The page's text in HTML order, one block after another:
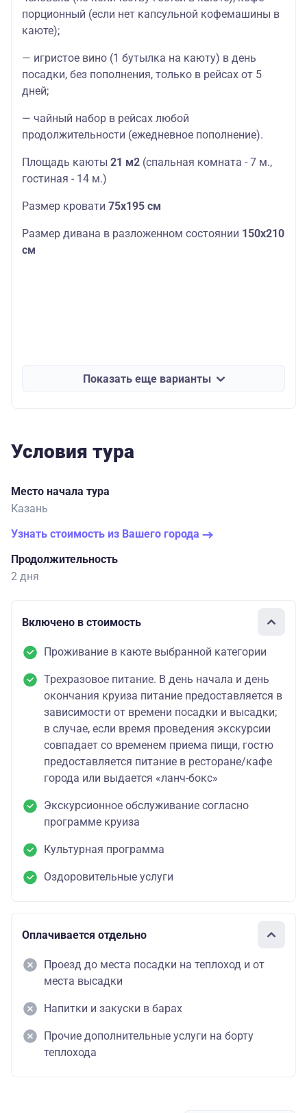
порционный (если нет капсульной кофемашины в
каюте);
— игристое вино (1 бутылка на каюту) в день
посадки, без пополнения, только в рейсах от 5
дней;
— чайный набор в рейсах любой
продолжительности (ежедневное пополнение).
Площадь каюты 21 м2 (спальная комната - 7 м.,
гостиная - 14 м.)
Размер кровати 75х195 см
Размер дивана в разложенном состоянии 150х210
см
Показать еще варианты
Условия тура
Место начала тура
Казань
Узнать стоимость из Вашего города
Продолжительность
2 дня
Включено в стоимость
Проживание в каюте выбранной категории
Трехразовое питание. В день начала и день
окончания круиза питание предоставляется в
зависимости от времени посадки и высадки;
в случае, если время проведения экскурсии
совпадает со временем приема пищи, гостю
предоставляется питание в ресторане/кафе
города или выдается «ланч-бокс»
Экскурсионное обслуживание согласно
программе круиза
Культурная программа
Оздоровительные услуги
Оплачивается отдельно
Проезд до места посадки на теплоход и от
места высадки
Напитки и закуски в барах
Прочие дополнительные услуги на борту
теплохода